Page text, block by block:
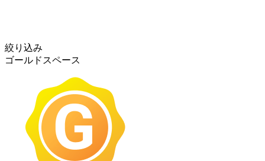
絞り込み
ゴールドスペース